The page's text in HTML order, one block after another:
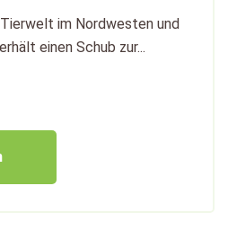
im Nordwesten und
einen Schub zur...